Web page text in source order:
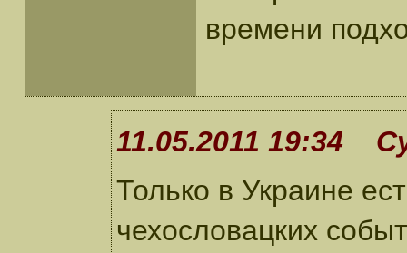
времени
11.05.2011 19:34
Только в Украине
чехословацких